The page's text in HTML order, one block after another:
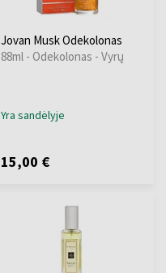
Jovan Musk Odekolonas
88ml - Odekolonas - Vyrų
Yra sandėlyje
15,00 €